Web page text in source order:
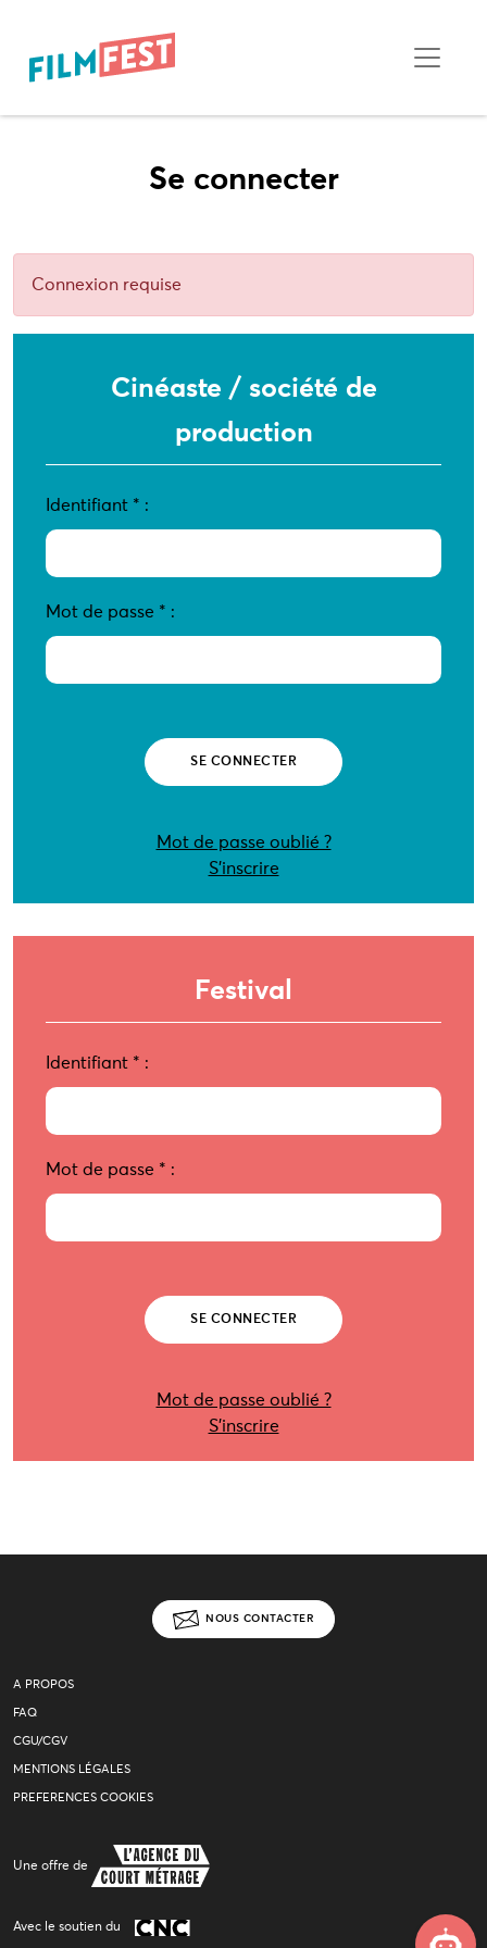
Se connecter
Connexion requise
Cinéaste / société de
production
Identifiant * :
Mot de passe * :
Mot de passe oublié ?
S’inscrire
Festival
Identifiant * :
Mot de passe * :
Mot de passe oublié ?
S’inscrire
NOUS CONTACTER
A PROPOS
FAQ
CGU/CGV
MENTIONS LÉGALES
PREFERENCES COOKIES
Une offre de
Avec le soutien du